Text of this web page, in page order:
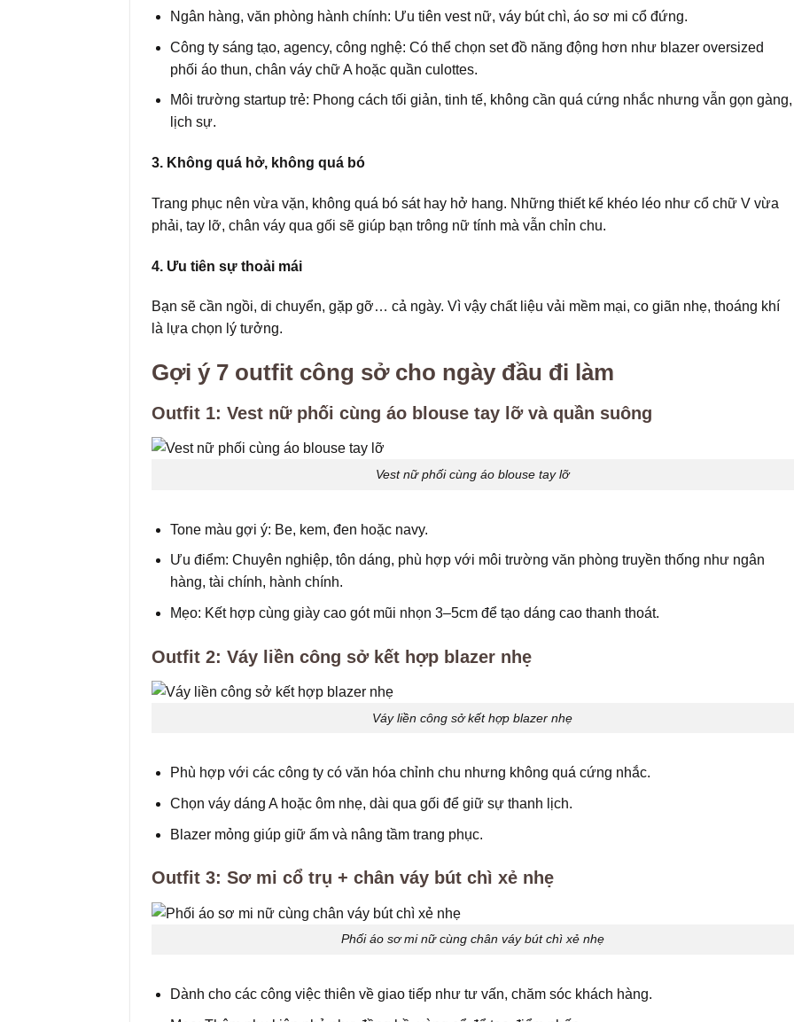
Ngân hàng, văn phòng hành chính: Ưu tiên vest nữ, váy bút chì, áo sơ mi cổ đứng.
Công ty sáng tạo, agency, công nghệ: Có thể chọn set đồ năng động hơn như blazer oversized
phối áo thun, chân váy chữ A hoặc quần culottes.
Môi trường startup trẻ: Phong cách tối giản, tinh tế, không cần quá cứng nhắc nhưng vẫn gọn gàng,
lịch sự.
3. Không quá hở, không quá bó
Trang phục nên vừa vặn, không quá bó sát hay hở hang. Những thiết kế khéo léo như cổ chữ V vừa
phải, tay lỡ, chân váy qua gối sẽ giúp bạn trông nữ tính mà vẫn chỉn chu.
4. Ưu tiên sự thoải mái
Bạn sẽ cần ngồi, di chuyển, gặp gỡ… cả ngày. Vì vậy chất liệu vải mềm mại, co giãn nhẹ, thoáng khí
là lựa chọn lý tưởng.
Gợi ý 7 outfit công sở cho ngày đầu đi làm
Outfit 1: Vest nữ phối cùng áo blouse tay lỡ và quần suông
Vest nữ phối cùng áo blouse tay lỡ
Tone màu gợi ý: Be, kem, đen hoặc navy.
Ưu điểm: Chuyên nghiệp, tôn dáng, phù hợp với môi trường văn phòng truyền thống như ngân
hàng, tài chính, hành chính.
Mẹo: Kết hợp cùng giày cao gót mũi nhọn 3–5cm để tạo dáng cao thanh thoát.
Outfit 2: Váy liền công sở kết hợp blazer nhẹ
Váy liền công sở kết hợp blazer nhẹ
Phù hợp với các công ty có văn hóa chỉnh chu nhưng không quá cứng nhắc.
Chọn váy dáng A hoặc ôm nhẹ, dài qua gối để giữ sự thanh lịch.
Blazer mỏng giúp giữ ấm và nâng tầm trang phục.
Outfit 3: Sơ mi cổ trụ + chân váy bút chì xẻ nhẹ
Phối áo sơ mi nữ cùng chân váy bút chì xẻ nhẹ
Dành cho các công việc thiên về giao tiếp như tư vấn, chăm sóc khách hàng.